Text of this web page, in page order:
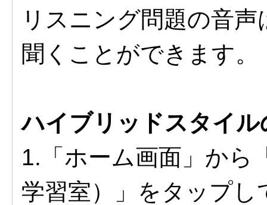
リスニング問題の音
聞くことができます。
ハイブリッドスタイル
1.「ホーム画面」から
学習室）」をタップし